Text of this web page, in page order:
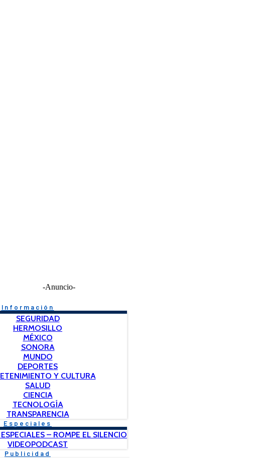
-Anuncio-
Información
SEGURIDAD
HERMOSILLO
MÉXICO
SONORA
MUNDO
DEPORTES
Y CULTURA
SALUD
CIENCIA
TECNOLOGÍA
TRANSPARENCIA
Especiales
– ROMPE EL SILENCIO
VIDEOPODCAST
Publicidad